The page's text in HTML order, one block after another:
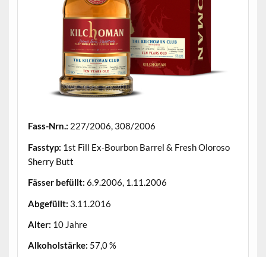
Fass-Nrn.: 227/2006, 308/2006
Fasstyp: 1st Fill Ex-Bourbon Barrel & Fresh Oloroso
Sherry Butt
Fässer befüllt: 6.9.2006, 1.11.2006
Abgefüllt: 3.11.2016
Alter: 10 Jahre
Alkoholstärke: 57,0 %